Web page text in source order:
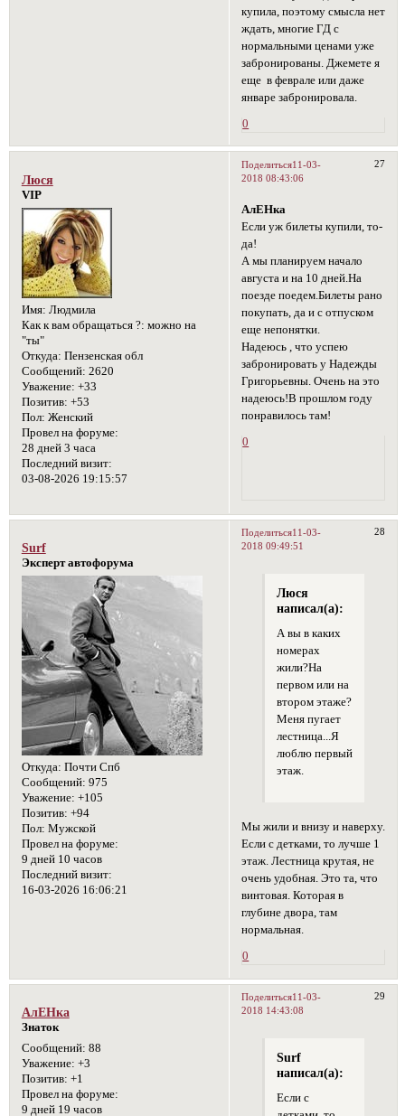
купила, поэтому смысла нет
ждать, многие ГД с
нормальными ценами уже
забронированы. Джемете я
еще в феврале или даже
январе забронировала.
0
Поделиться 27
11-03-
2018 08:43:06
Люся
VIP
Имя: Людмила
Как к вам обращаться ?: можно на
"ты"
Откуда: Пензенская обл
Сообщений: 2620
Уважение: +33
Позитив: +53
Пол: Женский
Провел на форуме:
28 дней 3 часа
Последний визит:
03-08-2026 19:15:57
АлЕНка
Если уж билеты купили, то-
да!
А мы планируем начало
августа и на 10 дней.На
поезде поедем.Билеты рано
покупать, да и с отпуском
еще непонятки.
Надеюсь , что успею
забронировать у Надежды
Григорьевны. Очень на это
надеюсь!В прошлом году
понравилось там!
0
Поделиться 28
11-03-
2018 09:49:51
Surf
Эксперт автофорума
Откуда: Почти Спб
Сообщений: 975
Уважение: +105
Позитив: +94
Пол: Мужской
Провел на форуме:
9 дней 10 часов
Последний визит:
16-03-2026 16:06:21
Люся
написал(а):
А вы в каких
номерах
жили?На
первом или на
втором этаже?
Меня пугает
лестница...Я
люблю первый
этаж.
Мы жили и внизу и наверху.
Если с детками, то лучше 1
этаж. Лестница крутая, не
очень удобная. Это та, что
винтовая. Которая в
глубине двора, там
нормальная.
0
Поделиться 29
11-03-
2018 14:43:08
АлЕНка
Знаток
Сообщений: 88
Уважение: +3
Позитив: +1
Провел на форуме:
9 дней 19 часов
Surf
написал(а):
Если с